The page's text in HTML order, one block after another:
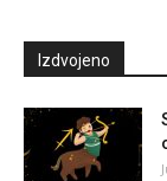
Izdvojeno